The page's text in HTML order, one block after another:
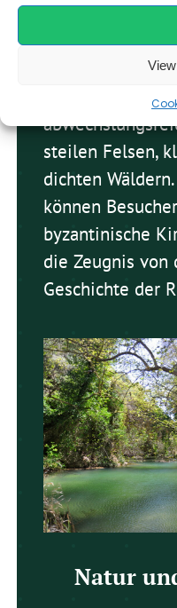
Reisende, die
kretischen
einer Länge
führt die
steilen Felsen,
dichten
können
byzantinische
die Zeugnis von
Geschichte der
Natur